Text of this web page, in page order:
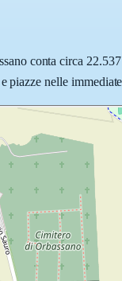
conta circa
nelle